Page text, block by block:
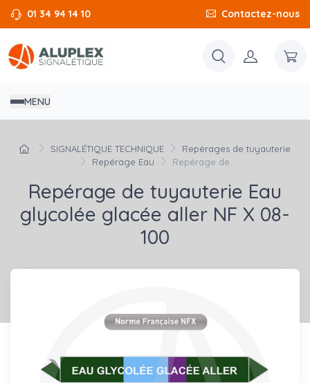
01 34 94 14 10 Contactez-nous
MENU
SIGNALÉTIQUE TECHNIQUE
Repérages de tuyauterie
Repérage Eau
Repérage de...
Repérage de tuyauterie Eau
glycolée glacée aller NF X 08-
100